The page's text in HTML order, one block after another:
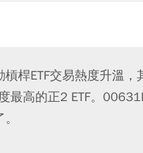
桿ETF交易熱度升溫
最高的正2 ETF。